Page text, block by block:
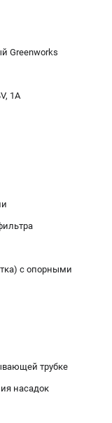
публичной
Greenworks
1А
с опорными
трубке
насадок